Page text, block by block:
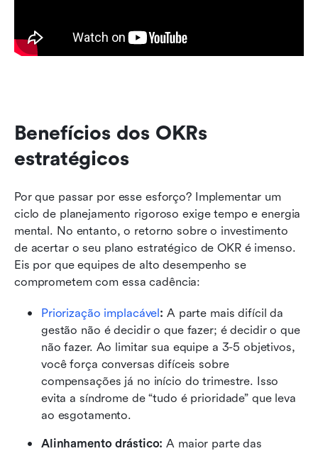
Benefícios dos OKRs
estratégicos
Por que passar por esse esforço? Implementar um
ciclo de planejamento rigoroso exige tempo e energia
mental. No entanto, o retorno sobre o investimento
de acertar o seu plano estratégico de OKR é imenso.
Eis por que equipes de alto desempenho se
comprometem com essa cadência:
Priorização implacável: A parte mais difícil da
gestão não é decidir o que fazer; é decidir o que
não fazer. Ao limitar sua equipe a 3-5 objetivos,
você força conversas difíceis sobre
compensações já no início do trimestre. Isso
evita a síndrome de “tudo é prioridade” que leva
ao esgotamento.
Alinhamento drástico: A maior parte das